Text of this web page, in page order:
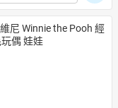
尼 Winnie the Pooh 經
偶 娃娃